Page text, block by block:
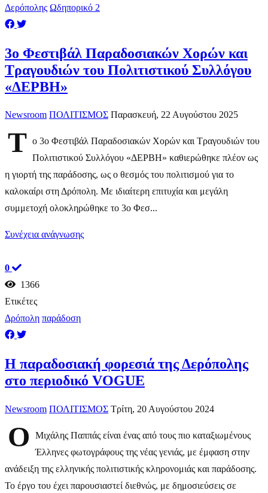
Δερόπολης Ωδηπορικό 2
3ο Φεστιβάλ Παραδοσιακών Χορών και
Τραγουδιών του Πολιτιστικού Συλλόγου
«ΔΕΡΒΗ»
Newsroom ΠΟΛΙΤΙΣΜΟΣ Παρασκευή, 22 Αυγούστου 2025
Τ ο 3ο Φεστιβάλ Παραδοσιακών Χορών και Τραγουδιών του
Πολιτιστικού Συλλόγου «ΔΕΡΒΗ» καθιερώθηκε πλέον ως
η γιορτή της παράδοσης, ως ο θεσμός του πολιτισμού για το
καλοκαίρι στη Δρόπολη. Με ιδιαίτερη επιτυχία και μεγάλη
συμμετοχή ολοκληρώθηκε το 3ο Φεσ...
Συνέχεια ανάγνωσης
0
1366
Ετικέτες
Δρόπολη παράδοση
Η παραδοσιακή φορεσιά της Δερόπολης
στο περιοδικό VOGUE
Newsroom ΠΟΛΙΤΙΣΜΟΣ Τρίτη, 20 Αυγούστου 2024
Ο
Μιχάλης Παππάς είναι ένας από τους πιο καταξιωμένους
Έλληνες φωτογράφους της νέας γενιάς, με έμφαση στην
ανάδειξη της ελληνικής πολιτιστικής κληρονομιάς και παράδοσης.
Το έργο του έχει παρουσιαστεί διεθνώς, με δημοσιεύσεις σε